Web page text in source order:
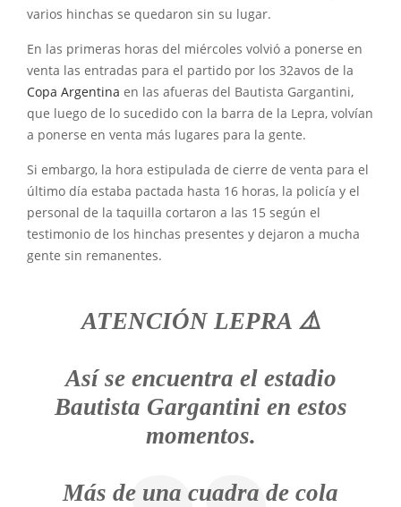
varios hinchas se quedaron sin su lugar.
En las primeras horas del miércoles volvió a ponerse en
venta las entradas para el partido por los 32avos de la
Copa Argentina en las afueras del Bautista Gargantini,
que luego de lo sucedido con la barra de la Lepra, volvían
a ponerse en venta más lugares para la gente.
Si embargo, la hora estipulada de cierre de venta para el
último día estaba pactada hasta 16 horas, la policía y el
personal de la taquilla cortaron a las 15 según el
testimonio de los hinchas presentes y dejaron a mucha
gente sin remanentes.
ATENCIÓN LEPRA ⚠️
Así se encuentra el estadio
Bautista Gargantini en estos
momentos.
Más de una cuadra de cola